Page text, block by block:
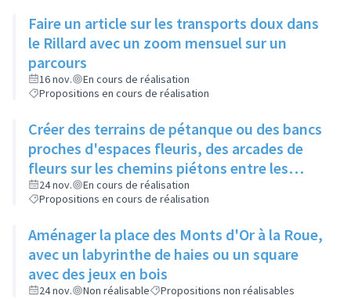
Faire un article sur les transports doux dans
le Rillard avec un zoom mensuel sur un
parcours
16 nov.
En cours de réalisation
Propositions en cours de réalisation
Créer des terrains de pétanque ou des bancs
proches d'espaces fleuris, des arcades de
fleurs sur les chemins piétons entre les
immeubles
24 nov.
En cours de réalisation
Propositions en cours de réalisation
Aménager la place des Monts d'Or à la Roue,
avec un labyrinthe de haies ou un square
avec des jeux en bois
24 nov. Non réalisable Propositions non réalisables